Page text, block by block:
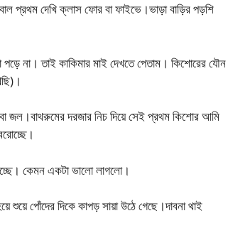
প্রথম দেখি ক্লাস ফোর বা ফাইভে।ভাড়া বাড়ির পড়শি
পড়ে না। তাই কাকিমার মাই দেখতে পেতাম। কিশোরের যৌন
জল।বাথরুমের দরজার নিচ দিয়ে সেই প্রথম কিশোর আমি
কেমন একটা ভালো লাগলো।
শুয়ে পোঁদের দিকে কাপড় সায়া উঠে গেছে।দাবনা থাই